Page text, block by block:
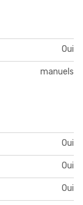
Oui
manuels
Oui
Oui
Oui